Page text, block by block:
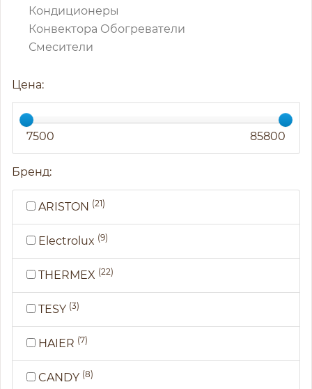
Кондиционеры
Конвектора Обогреватели
Смесители
Цена:
7500 85800
Бренд:
ARISTON (21)
Electrolux (9)
THERMEX (22)
TESY (3)
HAIER (7)
CANDY (8)